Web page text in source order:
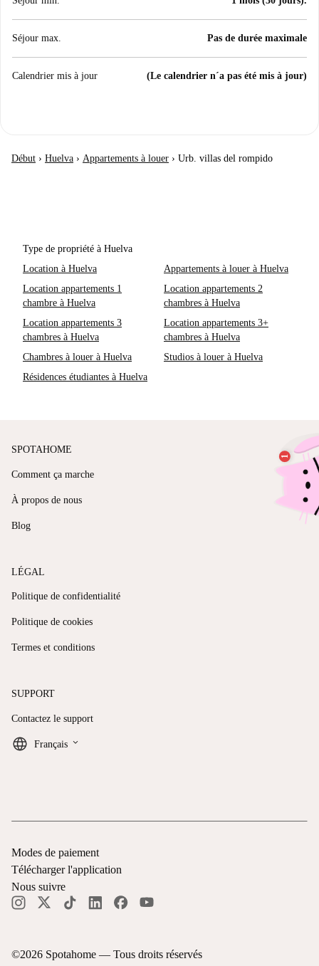
Séjour max. Pas de durée maximale
Calendrier mis à jour (Le calendrier n´a pas été mis à jour)
Début › Huelva › Appartements à louer › Urb. villas del rompido
Type de propriété à Huelva
Location à Huelva
Appartements à louer à Huelva
Location appartements 1
chambre à Huelva
Location appartements 2
chambres à Huelva
Location appartements 3
chambres à Huelva
Location appartements 3+
chambres à Huelva
Chambres à louer à Huelva
Studios à louer à Huelva
Résidences étudiantes à Huelva
SPOTAHOME
Comment ça marche
À propos de nous
Blog
LÉGAL
Politique de confidentialité
Politique de cookies
Termes et conditions
SUPPORT
Contactez le support
Français keyboard_arrow_down
©2026 Spotahome — Tous droits réservés
Modes de paiement
Télécharger l'application
Nous suivre